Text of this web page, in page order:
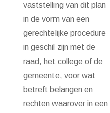
vaststelling van dit plan
in de vorm van een
gerechtelijke procedure
in geschil zijn met de
raad, het college of de
gemeente, voor wat
betreft belangen en
rechten waarover in een